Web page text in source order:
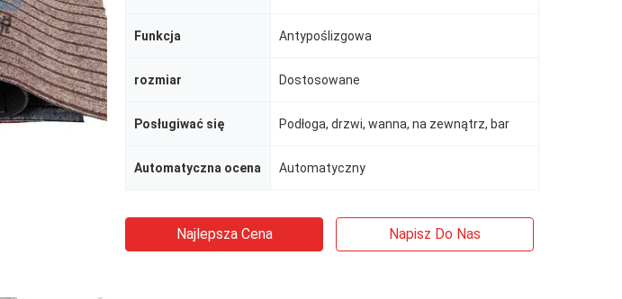
Funkcja Antypoślizgowa
rozmiar Dostosowane
Posługiwać się Podłoga, drzwi, wanna, na zewnątrz, bar
Automatyczna ocena Automatyczny
Najlepsza Cena Napisz Do Nas